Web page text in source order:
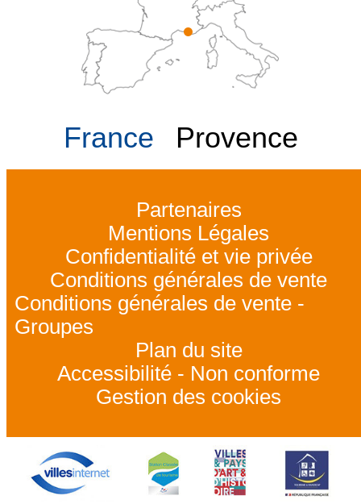
France Provence
Partenaires
Mentions Légales
Confidentialité et vie privée
Conditions générales de vente
Conditions générales de vente -
Groupes
Plan du site
Accessibilité - Non conforme
Gestion des cookies